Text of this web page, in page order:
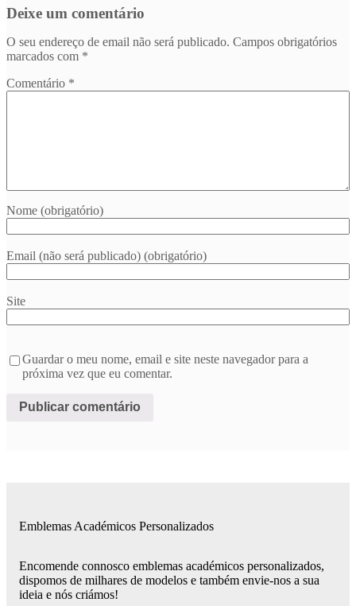
Deixe um comentário
O seu endereço de email não será publicado. Campos obrigatórios
marcados com *
Comentário *
Nome (obrigatório)
Email (não será publicado) (obrigatório)
Site
Guardar o meu nome, email e site neste navegador para a
próxima vez que eu comentar.
Emblemas Académicos Personalizados
Encomende connosco emblemas académicos personalizados,
dispomos de milhares de modelos e também envie-nos a sua
ideia e nós criámos!